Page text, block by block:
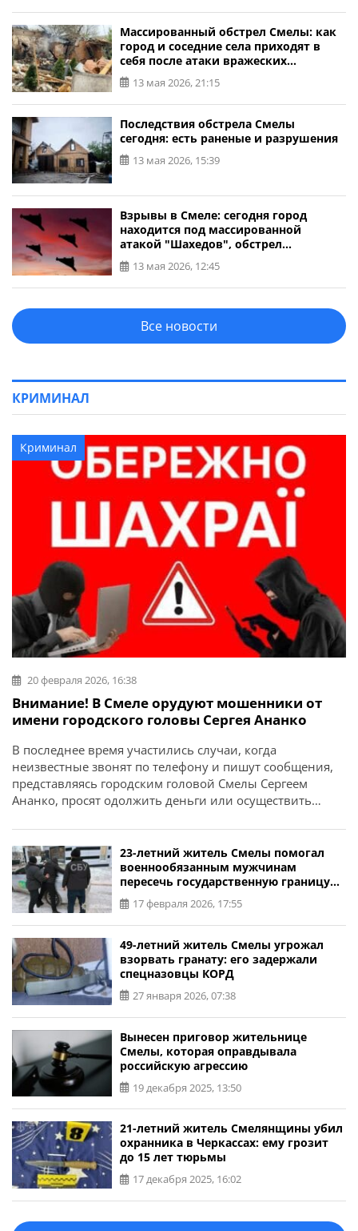
Массированный обстрел Смелы: как
город и соседние села приходят в
себя после атаки вражеских
беспилотников
13 мая 2026, 21:15
Последствия обстрела Смелы
сегодня: есть раненые и разрушения
13 мая 2026, 15:39
Взрывы в Смеле: сегодня город
находится под массированной
атакой "Шахедов", обстрел
продолжается
13 мая 2026, 12:45
Все новости
КРИМИНАЛ
Криминал
20 февраля 2026, 16:38
Внимание! В Смеле орудуют мошенники от
имени городского головы Сергея Ананко
В последнее время участились случаи, когда
неизвестные звонят по телефону и пишут сообщения,
представляясь городским головой Смелы Сергеем
Ананко, просят одолжить деньги или осуществить
городской голова Сергей Ананко. «В последнее время
моим знакомым звонят по телефону и пишут
неизвестные, представляясь Сергеем Ананко, и просят
одолжить деньги. Сообщаю официально — […]
23-летний житель Смелы помогал
военнообязанным мужчинам
пересечь государственную границу
за 5000 долларов
17 февраля 2026, 17:55
49-летний житель Смелы угрожал
взорвать гранату: его задержали
спецназовцы КОРД
27 января 2026, 07:38
Вынесен приговор жительнице
Смелы, которая оправдывала
российскую агрессию
19 декабря 2025, 13:50
21-летний житель Смелянщины убил
охранника в Черкассах: ему грозит
до 15 лет тюрьмы
17 декабря 2025, 16:02